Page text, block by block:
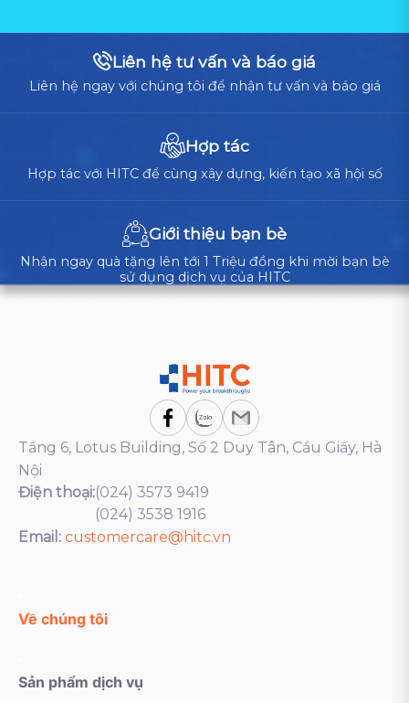
Liên hệ tư vấn và báo giá
Liên hệ ngay với chúng tôi để nhận tư vấn và báo giá
Hợp tác
Hợp tác với HITC để cùng xây dựng, kiến tạo xã hội số
Giới thiệu bạn bè
Nhận ngay quà tặng lên tới 1 Triệu đồng khi mời bạn bè
sử dụng dịch vụ của HITC
Tầng 6, Lotus Building, Số 2 Duy Tân, Cầu Giấy, Hà
Nội
Điện thoại:(024) 3573 9419
(024) 3538 1916
Email: customercare@hitc.vn
Về chúng tôi
Sản phẩm dịch vụ